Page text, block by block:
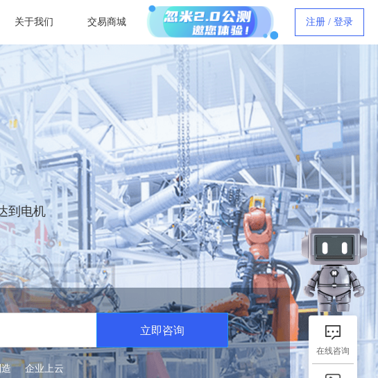
关于我们 交易商城 注册 / 登录
到电机
立即咨询
企业上云
在线咨询